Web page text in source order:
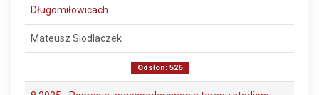
Długomiłowicach
Mateusz Siodlaczek
Odsłon: 526